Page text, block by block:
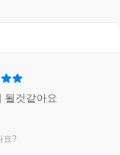
될것같아요
요?